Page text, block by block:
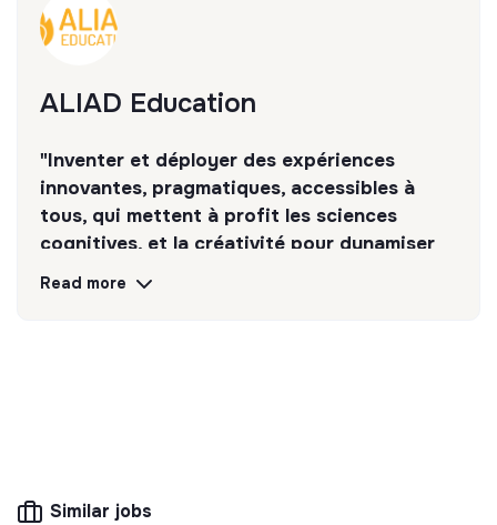
ALIAD Education
"Inventer et déployer des expériences
innovantes, pragmatiques, accessibles à
tous, qui mettent à profit les sciences
cognitives, et la créativité pour dynamiser
l’apprentissage et la découverte."
Read more
Similar jobs